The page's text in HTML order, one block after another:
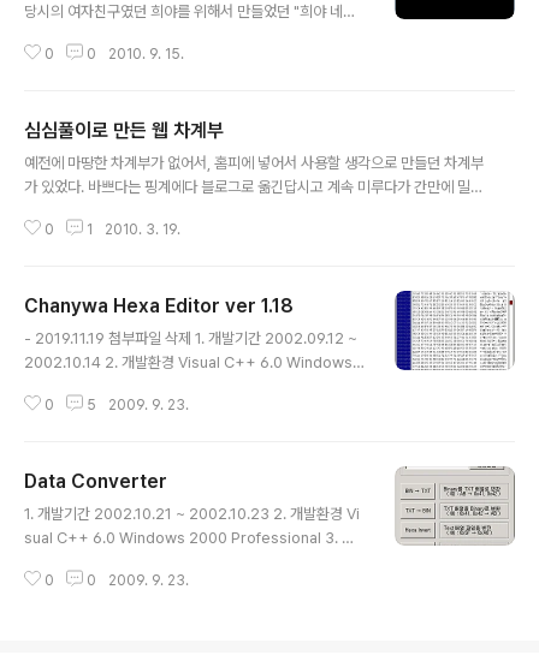
당시의 여자친구였던 희야를 위해서 만들었던 "희야 네모
직을 다시 끄적이는 희야를 보면서, 예전의 기억을 되살려
무엇을 보완해야할지 모르겠다. 그래서 완성하는데 시간이
많이 걸리긴 하겠지만, 끄적끄적거리며 조금씩 만들어가는
재미는 솔솔하다. 짧게나마 간단히 현재의 모습을 소개해
00 x 700 정도로 잡았고, 로직 최대크기는 60 x 40 으로
0 0 2010. 9. 15.
심심풀이로 만든 웹 차계부
예전에 마땅한 차계부가 없어서, 홈피에 넣어서 사용할 생각으로 만들던 차계부
가 있었다. 바쁘다는 핑계에다 블로그로 옮긴답시고 계속 미루다가 간만에 밀렸
들던 차계부를 약간 손보고 데이터도 입력해보았다. 다른 사람에게 서비스할 정
주유량 주행거리 연 비 비 용 2005 2 회 93.23 ℓ 502 ㎞ 5.38 ㎞/ℓ 13.5
0 만원 2006 37 회 1,319.83 ℓ 11,962 ㎞ 9.06 ㎞/ℓ 194.40 만원 200
7 43 회 1,238.12 ℓ 12,098 ㎞ 9..
0 1 2010. 3. 19.
Chanywa Hexa Editor ver 1.18
- 2019.11.19 첨부파일 삭제 1. 개발기간 2002.09.12 ~
2002.10.14 2. 개발환경 Visual C++ 6.0 Windows 2
로 볼 수 있거나 편집이 가능한 프로그램이다. 4. 개발동기
로드했는데, 그것이 어떤 자료인지 알려면 파일로 저장을
해서 들여다 봐야하는데, 메모장같은 텍스트 편집기로는
볼 수가 없다. 또한 가끔은 값을 수정할 필요도 있는데 이러
는 주로 게임의 저장파일을 편집하는 목적으로 많이 사용
0 5 2009. 9. 23.
Data Converter
1. 개발기간 2002.10.21 ~ 2002.10.23 2. 개발환경 Vi
sual C++ 6.0 Windows 2000 Professional 3. 작
의 변환 프로그램이다. 4. 개발동기 및 개발 목적 프로그램
0 0 2009. 9. 23.